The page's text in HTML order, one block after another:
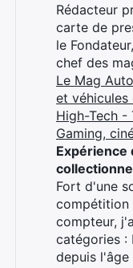
Rédacteur
carte de
le
chef des
Le Mag
et
High-Tech -
Gaming,
Expérience
Fort d'une
compétition
compteur,
catégories :
depuis